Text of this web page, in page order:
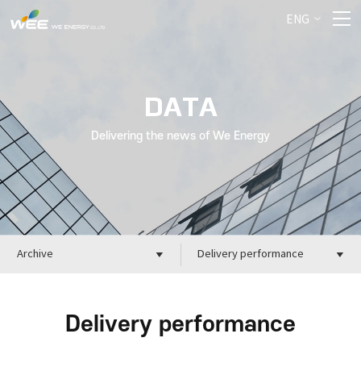
ENG
DATA
Delivering the news of We Energy
Archive Delivery performance
Delivery performance